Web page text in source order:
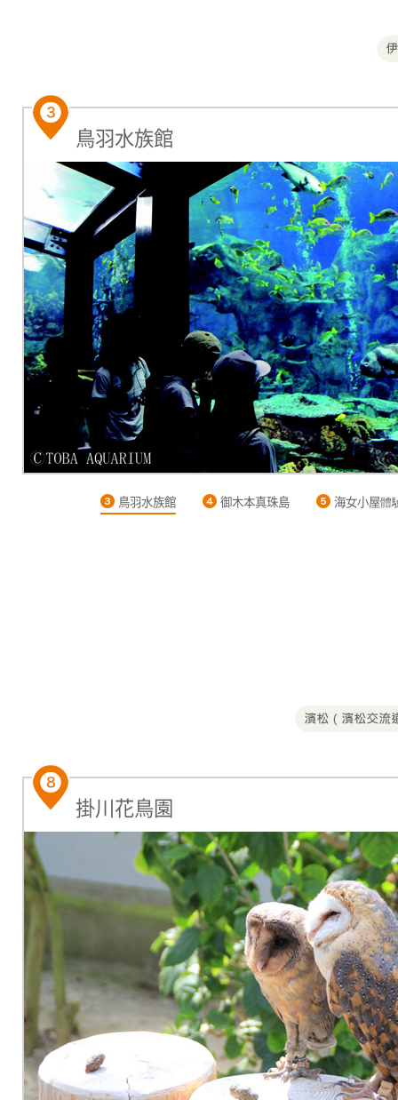
鳥羽水族館
鳥羽水族館 御木本真珠島 海女小屋體
掛川花鳥園